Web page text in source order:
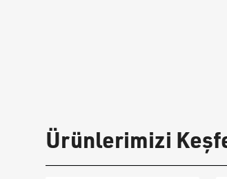
Ürünlerimizi